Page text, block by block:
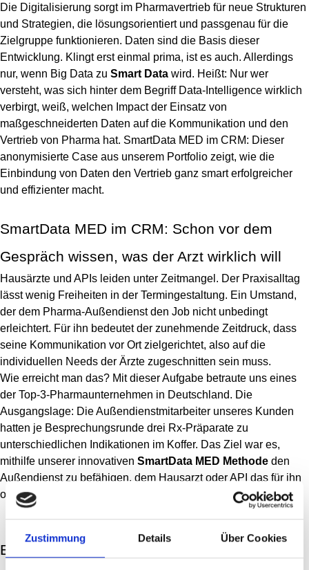
Zustimmung Details Über Cookies
Die Digitalisierung sorgt im Pharmavertrieb für neue Strukturen
und Strategien, die lösungsorientiert und passgenau für die
Zielgruppe funktionieren. Daten sind die Basis dieser
Entwicklung. Klingt erst einmal prima, ist es auch. Allerdings
nur, wenn Big Data zu Smart Data wird. Heißt: Nur wer
versteht, was sich hinter dem Begriff Data-Intelligence wirklich
verbirgt, weiß, welchen Impact der Einsatz von
maßgeschneiderten Daten auf die Kommunikation und den
Vertrieb von Pharma hat. SmartData MED im CRM: Dieser
anonymisierte Case aus unserem Portfolio zeigt, wie die
Einbindung von Daten den Vertrieb ganz smart erfolgreicher
und effizienter macht.
SmartData MED im CRM: Schon vor dem
Gespräch wissen, was der Arzt wirklich will
Hausärzte und APIs leiden unter Zeitmangel. Der Praxisalltag
lässt wenig Freiheiten in der Termingestaltung. Ein Umstand,
der dem Pharma-Außendienst den Job nicht unbedingt
erleichtert. Für ihn bedeutet der zunehmende Zeitdruck, dass
seine Kommunikation vor Ort zielgerichtet, also auf die
individuellen Needs der Ärzte zugeschnitten sein muss.
Wie erreicht man das? Mit dieser Aufgabe betraute uns eines
der Top-3-Pharmaunternehmen in Deutschland. Die
Ausgangslage: Die Außendienstmitarbeiter unseres Kunden
hatten je Besprechungsrunde drei Rx-Präparate zu
unterschiedlichen Indikationen im Koffer. Das Ziel war es,
mithilfe unserer innovativen SmartData MED Methode den
Außendienst zu befähigen, dem Hausarzt oder API das für ihn
optimale Angebot und Produkt unterbreiten zu können.
Empathie ist gut, mit Daten-Know-how sogar